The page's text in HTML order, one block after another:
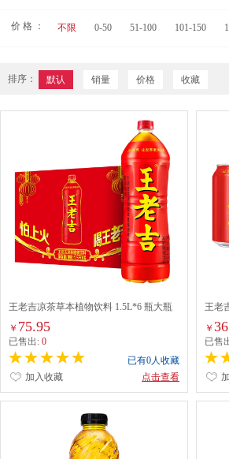
价 格 ： 不限 0-50 51-100 101-150
排序： 默认 销量 价格 收藏
王老吉凉茶草本植物饮料 1.5L*6 瓶大瓶
装中华老字号饮料 1.5L*6瓶【整箱】
￥ 75.95
已售出: 0
已有0人收藏
点击查看
加入收藏
王老
清
￥
已售